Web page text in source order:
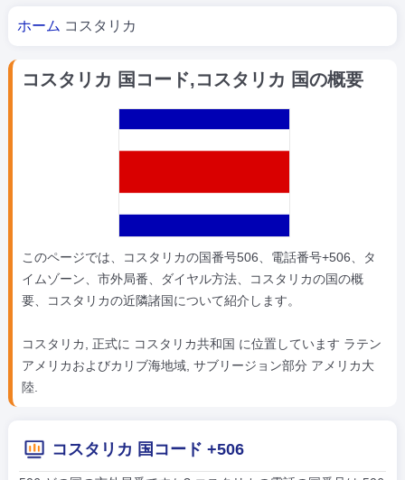
あなたはここにいる
ホーム コスタリカ
コスタリカ 国コード,コスタリカ 国の概要
このページでは、コスタリカの国番号506、電話番号+506、タ
イムゾーン、市外局番、ダイヤル方法、コスタリカの国の概
要、コスタリカの近隣諸国について紹介します。
コスタリカ, 正式に コスタリカ共和国 に位置しています ラテン
アメリカおよびカリブ海地域, サブリージョン部分 アメリカ大
陸.
コスタリカ 国コード +506